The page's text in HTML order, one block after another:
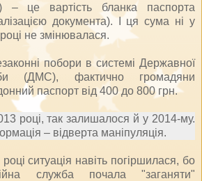
– це вартість бланка паспорта
документа). І ця сума ні у
не змінювалася.
побори в системі Державної
(ДМС), фактично громадяни
паспорт від 400 до 800 грн.
році, так залишалося й у 2014-му.
– відверта маніпуляція.
ситуація навіть погіршилася, бо
служба почала "заганяти"